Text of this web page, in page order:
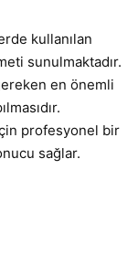
kullanılan
sunulmaktadır.
en önemli
profesyonel bir
sağlar.